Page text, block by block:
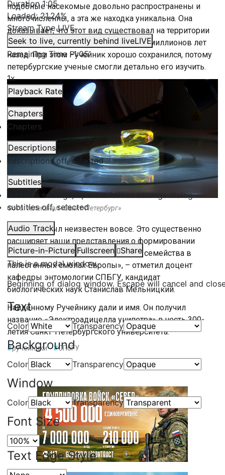
Duration1:05
Loaded:21.24%
Stream TypeLIVE
Seek to live, currently behind liveLIVE
Remaining Time -1:05
1x
Playback Rate
Chapters
Chapters
Descriptions
descriptions off, selected
Subtitles
subtitles settings
, opens subtitles settings dialog
subtitles off, selected
Audio Track
Picture-in-Picture Fullscreen
Share
This is a modal window.
Beginning of dialog window. Escape will cancel and
Text
Color Transparency
Background
Color Transparency
Window
Color Transparency
Font Size
Text Edge Style
подобные насекомые довольно распространены и
многочисленны, а эта же находка уникальна. Она
доказывает, что этот вид существовал на территории
Восточной и Центральной Европы 35 миллионов лет
назад. При этом Ручейник хорошо сохранился, потому
петербургские ученые смогли детально его изучить.
Фото: телеканал «Санкт-Петербург»
«Этот вид был неизвестен вовсе. Это существенно
расширяет наши представления о формировании
нашей фауны. О эволюции данного семейства в
палеогенных смолах Европы», – отметил доцент
кафедры энтомологии СПБГУ, кандидат
биологических наук Станислав Мельницкий.
Найденному Ручейнику дали и имя. Он получил
название «Электроадицелла унипетра» в честь 300-
летия Санкт-Петербургского университета.
#ручейники #СПбГУ